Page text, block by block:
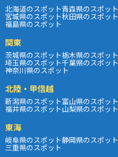
北海道のスポット青森県のスポット
宮城県のスポット秋田県のスポット
福島県のスポット
関東
茨城県のスポット栃木県のスポット
埼玉県のスポット千葉県のスポット
神奈川県のスポット
北陸・甲信越
新潟県のスポット富山県のスポット
福井県のスポット山梨県のスポット
東海
岐阜県のスポット静岡県のスポット
三重県のスポット